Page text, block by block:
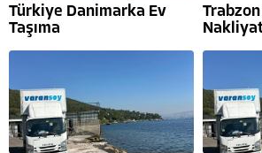
Türkiye Danimarka Ev
Taşıma